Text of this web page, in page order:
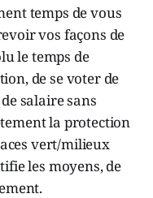
temps de vous
vos façons de
le temps de
de se voter de
salaire sans
la protection
vert/milieux
les moyens, de